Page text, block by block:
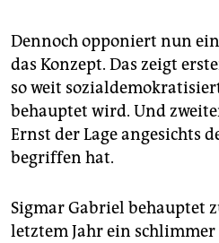
Dennoch opponiert nun
das Konzept. Das zeigt
so weit
behauptet wird. Und
Ernst der Lage angesichts
begriffen hat.
Sigmar Gabriel behauptet
letztem Jahr ein